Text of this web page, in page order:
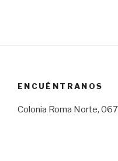
ENCUÉNTRANOS
Colonia Roma Norte,